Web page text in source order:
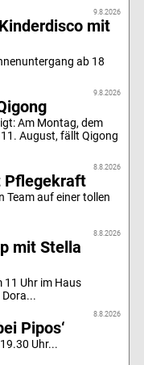
9.8.2026
mit
ab 18
9.8.2026
Am Montag, dem
August, fällt Qigong
8.8.2026
Pflegekraft
Team auf einer tollen
8.8.2026
mit Stella
11 Uhr im Haus
Dora...
8.8.2026
Pipos‘
Uhr...